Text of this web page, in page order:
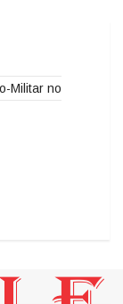
Militar no